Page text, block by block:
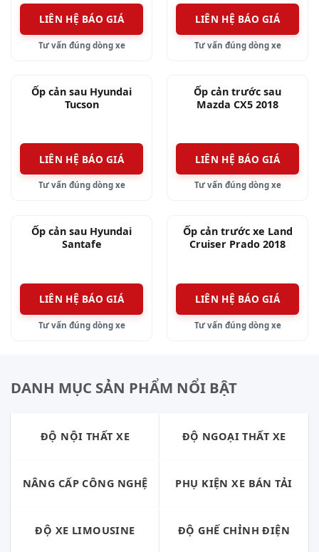
LIÊN HỆ BÁO GIÁ
Tư vấn đúng dòng xe
LIÊN HỆ BÁO GIÁ
Tư vấn đúng dòng xe
Ốp cản sau Hyundai
Tucson
LIÊN HỆ BÁO GIÁ
Tư vấn đúng dòng xe
Ốp cản trước sau
Mazda CX5 2018
LIÊN HỆ BÁO GIÁ
Tư vấn đúng dòng xe
Ốp cản sau Hyundai
Santafe
LIÊN HỆ BÁO GIÁ
Tư vấn đúng dòng xe
Ốp cản trước xe Land
Cruiser Prado 2018
LIÊN HỆ BÁO GIÁ
Tư vấn đúng dòng xe
DANH MỤC SẢN PHẨM NỔI BẬT
ĐỘ NỘI THẤT XE ĐỘ NGOẠI THẤT XE
NÂNG CẤP CÔNG NGHỆ PHỤ KIỆN XE BÁN TẢI
ĐỘ XE LIMOUSINE ĐỘ GHẾ CHỈNH ĐIỆN